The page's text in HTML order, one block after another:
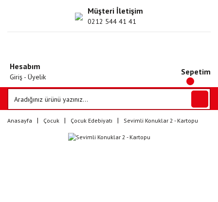
Müşteri İletişim
0212 544 41 41
Hesabım
Giriş - Üyelik
Sepetim
Anasayfa Çocuk Çocuk Edebiyatı Sevimli Konuklar 2 - Kartopu